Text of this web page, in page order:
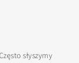
słyszymy